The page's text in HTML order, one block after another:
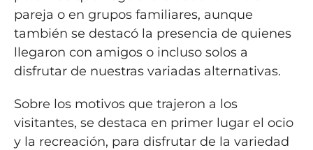
pareja o en grupos familiares, aunque
también se destacó la presencia de quienes
llegaron con amigos o incluso solos a
disfrutar de nuestras variadas alternativas.
Sobre los motivos que trajeron a los
visitantes, se destaca en primer lugar el ocio
y la recreación, para disfrutar de la variedad